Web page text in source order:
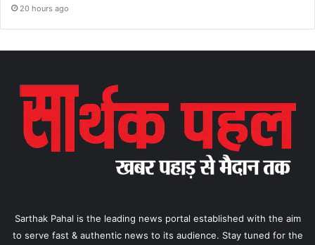
20 hours ago
Sarthak Pahal is the leading news portal established with the aim
to serve fast & authentic news to its audience. Stay tuned for the